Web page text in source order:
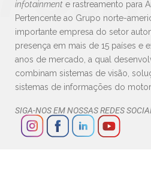
infotainment e rastreamento para
Pertencente ao Grupo norte-
importante empresa do setor
presença em mais de 15 países e
anos de mercado, a qual
combinam sistemas de visão,
sistemas de informações do
SIGA-NOS EM NOSSAS REDES